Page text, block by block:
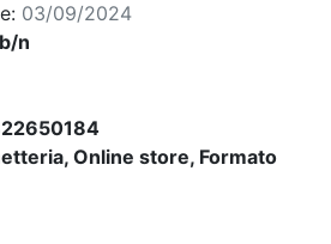
03/09/2024
n
Online store, Formato